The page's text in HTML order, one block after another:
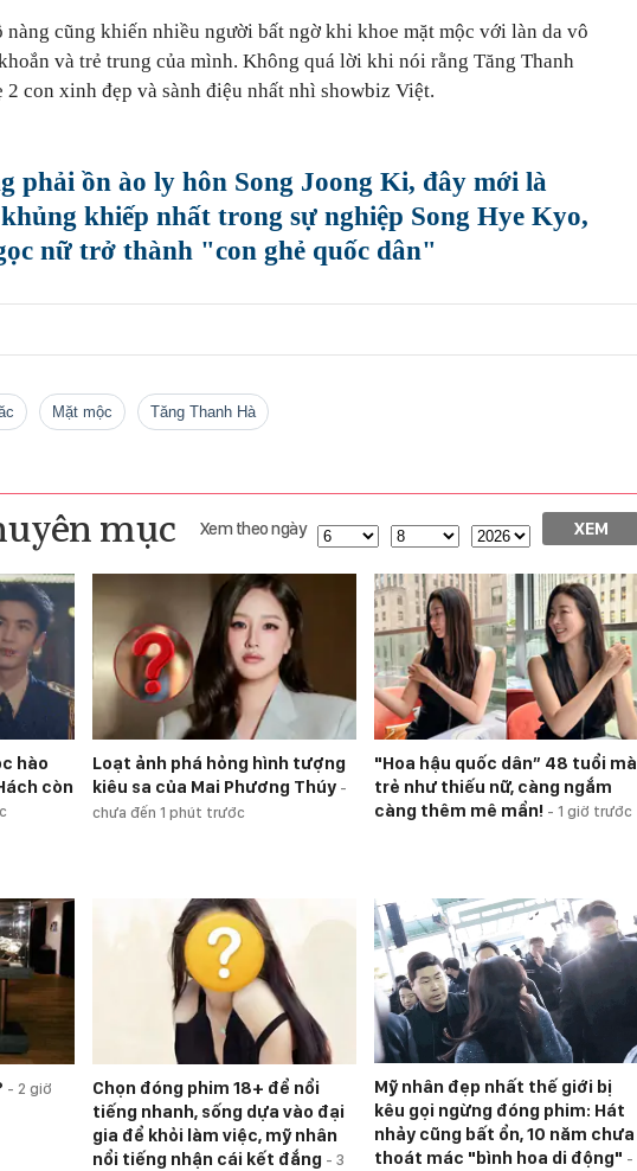
nàng cũng khiến nhiều người bất ngờ khi khoe mặt mộc với làn da vô
và trẻ trung của mình. Không quá lời khi nói rằng Tăng Thanh
2 con xinh đẹp và sành điệu nhất nhì showbiz Việt.
phải ồn ào ly hôn Song Joong Ki, đây mới là
khiếp nhất trong sự nghiệp Song Hye Kyo,
nữ trở thành "con ghẻ quốc dân"
mặt mộc Tăng Thanh Hà
mục Xem theo ngày XEM
hào
còn
Loạt ảnh phá hỏng hình tượng
kiêu sa của Mai Phương Thúy -
chưa đến 1 phút trước
"Hoa hậu quốc dân” 48 tuổi mà
trẻ như thiếu nữ, càng ngắm
càng thêm mê mẩn! - 1 giờ trước
- 2 giờ
Chọn đóng phim 18+ để nổi
tiếng nhanh, sống dựa vào đại
gia để khỏi làm việc, mỹ nhân
nổi tiếng nhận cái kết đắng - 3
Mỹ nhân đẹp nhất thế giới bị
kêu gọi ngừng đóng phim: Hát
nhảy cũng bất ổn, 10 năm chưa
thoát mác "bình hoa di động" -